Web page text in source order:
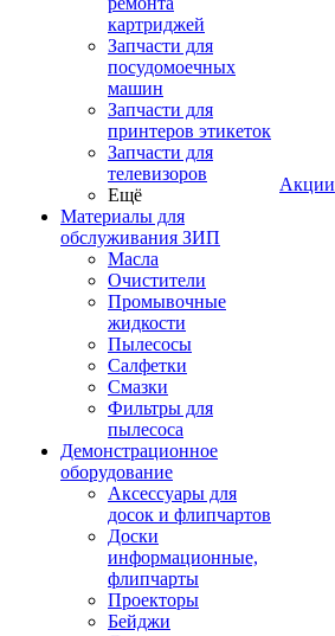
картриджей
Запчасти для
посудомоечных
машин
Запчасти для
принтеров этикеток
Запчасти для
телевизоров
Ещё
Материалы для
обслуживания ЗИП
Масла
Очистители
Промывочные
жидкости
Пылесосы
Салфетки
Смазки
Фильтры для
пылесоса
Демонстрационное
оборудование
Аксессуары для
досок и флипчартов
Доски
информационные,
флипчарты
Проекторы
Бейджи
Акции